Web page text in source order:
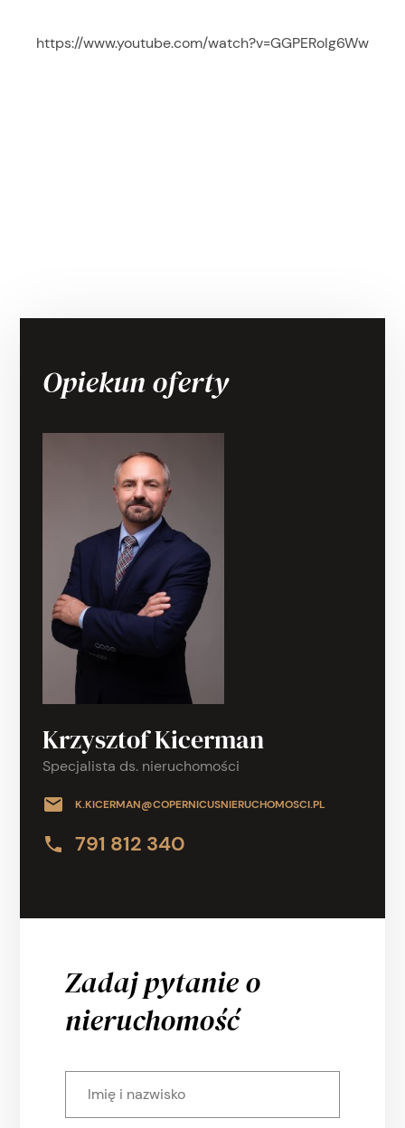
https://www.youtube.com/watch?v=GGPERoIg6Ww
Opiekun oferty
Krzysztof Kicerman
Specjalista ds. nieruchomości
K.KICERMAN@COPERNICUSNIERUCHOMOSCI.PL
791 812 340
Zadaj pytanie o
nieruchomość